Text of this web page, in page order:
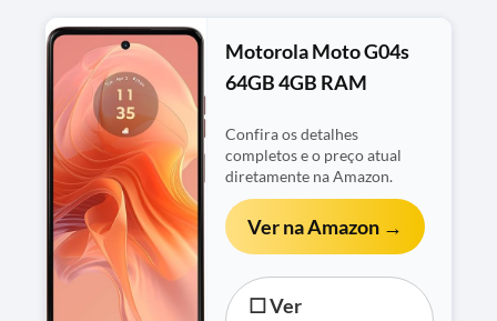
Motorola Moto G04s
64GB 4GB RAM
Confira os detalhes
completos e o preço atual
diretamente na Amazon.
Ver na Amazon →
☐ Ver